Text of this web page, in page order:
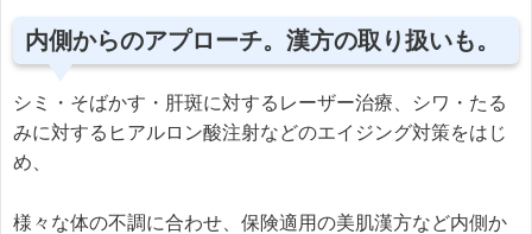
内側からのアプローチ。漢方の取り扱いも。
シミ・そばかす・肝斑に対するレーザー治療、シワ・たる
みに対するヒアルロン酸注射などのエイジング対策をはじ
め、
様々な体の不調に合わせ、保険適用の美肌漢方など内側か